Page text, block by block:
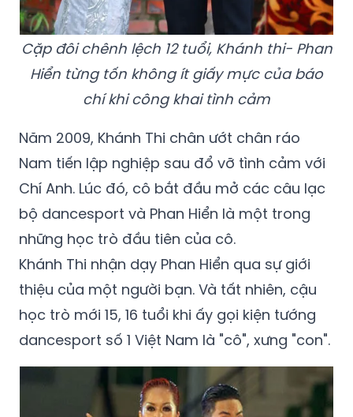
Cặp đôi chênh lệch 12 tuổi, Khánh thi- Phan
Hiển từng tốn không ít giấy mực của báo
chí khi công khai tình cảm
Năm 2009, Khánh Thi chân ướt chân ráo
Nam tiến lập nghiệp sau đổ vỡ tình cảm với
Chí Anh. Lúc đó, cô bắt đầu mở các câu lạc
bộ dancesport và Phan Hiển là một trong
những học trò đầu tiên của cô.
Khánh Thi nhận dạy Phan Hiển qua sự giới
thiệu của một người bạn. Và tất nhiên, cậu
học trò mới 15, 16 tuổi khi ấy gọi kiện tướng
dancesport số 1 Việt Nam là "cô", xưng "con".